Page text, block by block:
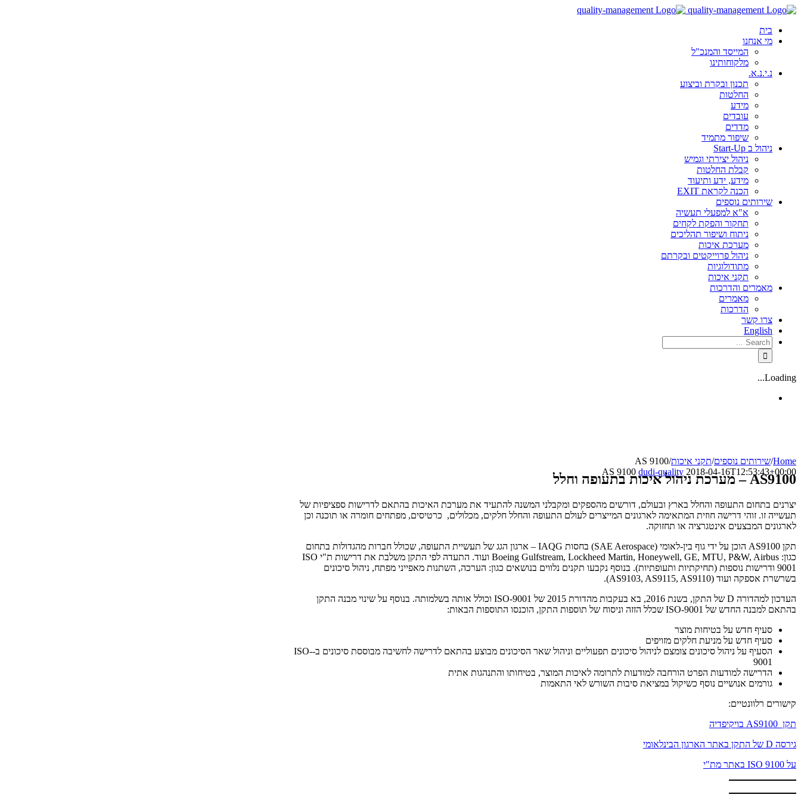
בית
מי אנחנו
המייסד והמנכ"ל
מלקוחותינו
נ.י.נ.א.
תכנון ובקרת וביצוע
החלטות
מידע
עובדים
מדדים
שיפור מתמיד
ניהול ב Start-Up
ניהול יצירתי וגמיש
קבלת החלטות
מידע, ידע ותיעוד
הכנה לקראת EXIT
שירותים נוספים
א"א למפעלי תעשיה
תחקור והפקת לקחים
ניתוח ושיפור תהליכים
מערכת איכות
ניהול פרוייקטים ובקרתם
מתודולוגיות
תקני איכות
מאמרים והדרכות
מאמרים
הדרכות
צרו קשר
English
Loading...
Home
/שירותים נוספים/תקני איכות/
AS 9100
AS 9100 dudi-quality 2018-04-16T12:53:43+00:00
AS9100– מערכת ניהול איכות בתעופה וחלל
יצרנים בתחום התעופה והחלל בארץ ובעולם, דורשים מהספקים ומקבלני המשנה להתעיד את מערכת האיכות בהתאם לדרישות ספציפיות של
תעשייה זו. זוהי דרישה חוזית המתאימה לארגונים המייצרים לעולם התעופה והחלל חלקים, מכלולים, כרטיסים, מפתחים חומרה או תוכנה וכן
לארגונים המבצעים אינטגרציה או תחזוקה.
תקן AS9100 הוכן על ידי גוף בין-לאומי (SAE Aerospace) בחסות IAQG – ארגון הגג של תעשיית התעופה, שכולל חברות מהגדולות בתחום
כגון: Boeing Gulfstream, Lockheed Martin, Honeywell, GE, MTU, P&W, Airbus ועוד. התעדה לפי התקן משלבת את דרישות ת"י ISO
9001 ודרישות נוספות (תחיקתיות ותעופתיות). בנוסף נקבעו תקנים נלווים בנושאים כגון: הערכה, השתנות מאפייני מפתח, ניהול סיכונים
בשרשרת אספקה ועוד (AS9103, AS9115, AS9110).
העדכון למהדורה D של התקן, בשנת 2016, בא בעקבות מהדורת 2015 של ISO-9001 וכולל אותה בשלמותה. בנוסף על שינוי מבנה התקן
בהתאם למבנה החדש של ISO-9001 שכלל הזזה וניסוח של תוספות התקן, הוכנסו התוספות הבאות:
סעיף חדש על בטיחות מוצר
סעיף חדש על מניעת חלקים מזויפים
הסעיף על ניהול סיכונים צומצם לניהול סיכונים תפעוליים וניהול שאר הסיכונים מבוצע בהתאם לדרישה לחשיבה מבוססת סיכונים ב-ISO-
9001
הדרישה למודעות הפרט הורחבה למודעות לתרומה לאיכות המוצר, בטיחותו והתנהגות אתית
גורמים אנושיים נוסף כשיקול במציאת סיבות השורש לאי התאמות
קישורים רלוונטיים:
תקן AS9100 בויקיפדיה
גירסה D של התקן באתר הארגון הבינלאומי
על ISO 9100 באתר מת"י